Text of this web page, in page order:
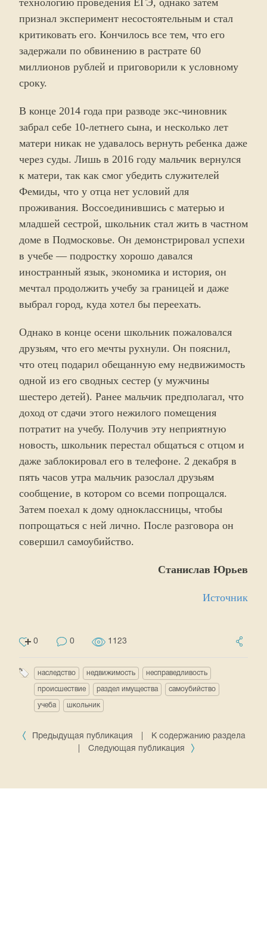
технологию проведения ЕГЭ, однако затем
признал эксперимент несостоятельным и стал
критиковать его. Кончилось все тем, что его
задержали по обвинению в растрате 60
миллионов рублей и приговорили к условному
сроку.
В конце 2014 года при разводе экс-чиновник
забрал себе 10-летнего сына, и несколько лет
матери никак не удавалось вернуть ребенка даже
через суды. Лишь в 2016 году мальчик вернулся
к матери, так как смог убедить служителей
Фемиды, что у отца нет условий для
проживания. Воссоединившись с матерью и
младшей сестрой, школьник стал жить в частном
доме в Подмосковье. Он демонстрировал успехи
в учебе — подростку хорошо давался
иностранный язык, экономика и история, он
мечтал продолжить учебу за границей и даже
выбрал город, куда хотел бы переехать.
Однако в конце осени школьник пожаловался
друзьям, что его мечты рухнули. Он пояснил,
что отец подарил обещанную ему недвижимость
одной из его сводных сестер (у мужчины
шестеро детей). Ранее мальчик предполагал, что
доход от сдачи этого нежилого помещения
потратит на учебу. Получив эту неприятную
новость, школьник перестал общаться с отцом и
даже заблокировал его в телефоне. 2 декабря в
пять часов утра мальчик разослал друзьям
сообщение, в котором со всеми попрощался.
Затем поехал к дому одноклассницы, чтобы
попрощаться с ней лично. После разговора он
совершил самоубийство.
Станислав Юрьев
Источник
0 0 1123
наследство недвижимость несправедливость
происшествие раздел имущества самоубийство
учеба школьник
Предыдущая публикация
К содержанию раздела
Следующая публикация